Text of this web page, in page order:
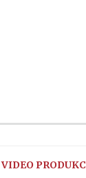
VIDEO